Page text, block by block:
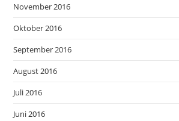
November 2016
Oktober 2016
September 2016
August 2016
Juli 2016
Juni 2016